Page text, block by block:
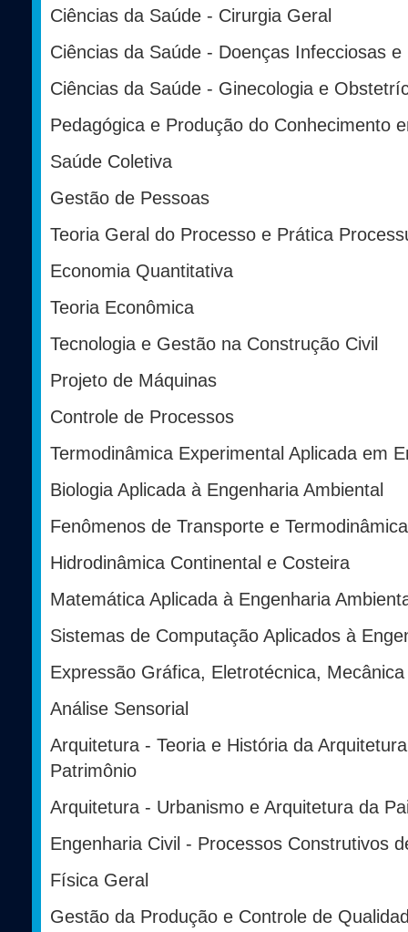
Ciências da Saúde - Cirurgia Geral
Ciências da Saúde - Doenças Infecciosas e
Ciências da Saúde - Ginecologia e
Pedagógica e Produção do Conhecimento
Saúde Coletiva
Gestão de Pessoas
Teoria Geral do Processo e Prática
Economia Quantitativa
Teoria Econômica
Tecnologia e Gestão na Construção Civil
Projeto de Máquinas
Controle de Processos
Termodinâmica Experimental Aplicada em
Biologia Aplicada à Engenharia Ambiental
Fenômenos de Transporte e
Hidrodinâmica Continental e Costeira
Matemática Aplicada à Engenharia
Sistemas de Computação Aplicados à
Expressão Gráfica, Eletrotécnica,
Análise Sensorial
Arquitetura - Teoria e História da
Patrimônio
Arquitetura - Urbanismo e Arquitetura da
Engenharia Civil - Processos Construtivos
Física Geral
Gestão da Produção e Controle de